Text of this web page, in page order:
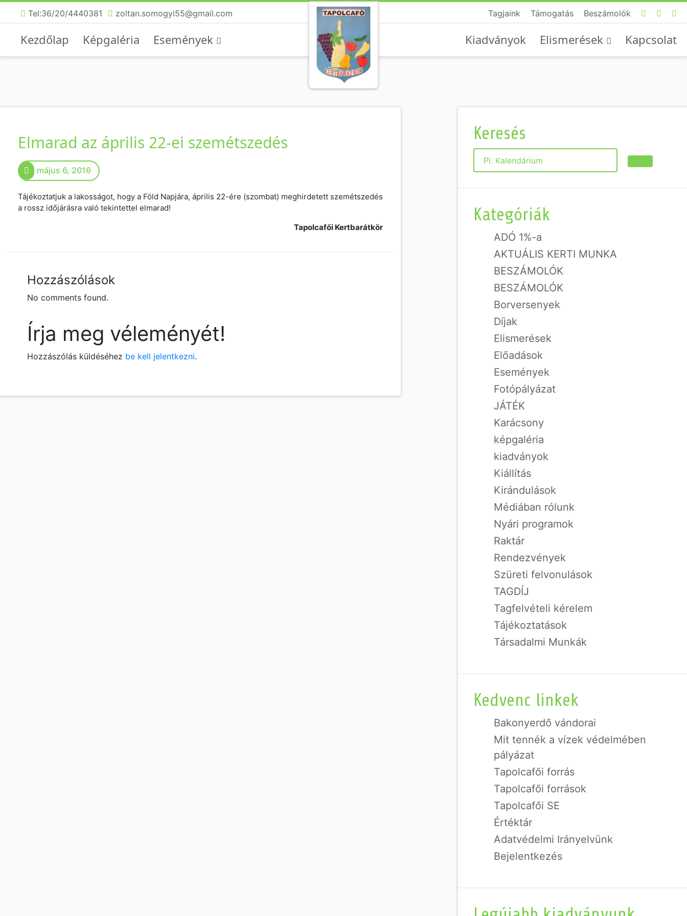
Tel:36/20/4440381 zoltan.somogyi55@gmail.com Tagjaink Támogatás Beszámolók
Kezdőlap Képgaléria Események Kiadványok Elismerések Kapcsolat
Elmarad az április 22-ei szemétszedés
május 6, 2016
Tájékoztatjuk a lakosságot, hogy a Föld Napjára, április 22-ére (szombat) meghirdetett szemétszedés
a rossz időjárásra való tekintettel elmarad!
Tapolcafői Kertbarátkör
Hozzászólások
No comments found.
Írja meg véleményét!
Hozzászólás küldéséhez be kell jelentkezni.
Keresés
Keresés
Kategóriák
ADÓ 1%-a
AKTUÁLIS KERTI MUNKA
BESZÁMOLÓK
BESZÁMOLÓK
Borversenyek
Díjak
Elismerések
Előadások
Események
Fotópályázat
JÁTÉK
Karácsony
képgaléria
kiadványok
Kiállítás
Kirándulások
Médiában rólunk
Nyári programok
Raktár
Rendezvények
Szüreti felvonulások
TAGDÍJ
Tagfelvételi kérelem
Tájékoztatások
Társadalmi Munkák
Kedvenc linkek
Bakonyerdő vándorai
Mit tennék a vízek védelmében
pályázat
Tapolcafői forrás
Tapolcafői források
Tapolcafői SE
Értéktár
Adatvédelmi Irányelvünk
Bejelentkezés